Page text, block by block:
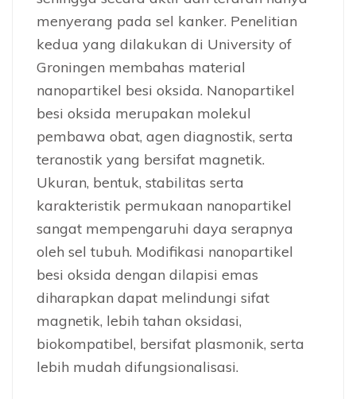
menyerang pada sel kanker. Penelitian
kedua yang dilakukan di University of
Groningen membahas material
nanopartikel besi oksida. Nanopartikel
besi oksida merupakan molekul
pembawa obat, agen diagnostik, serta
teranostik yang bersifat magnetik.
Ukuran, bentuk, stabilitas serta
karakteristik permukaan nanopartikel
sangat mempengaruhi daya serapnya
oleh sel tubuh. Modifikasi nanopartikel
besi oksida dengan dilapisi emas
diharapkan dapat melindungi sifat
magnetik, lebih tahan oksidasi,
biokompatibel, bersifat plasmonik, serta
lebih mudah difungsionalisasi.